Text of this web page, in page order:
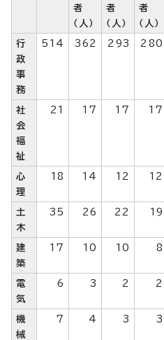
者
（人）
者
（人）
者
（人）
行
政
事
務
514 362 293 280
社
会
福
祉
21 17 17 17
心
理
18 14 12 12
土
木
35 26 22 19
建
築
17 10 10 8
電
気
6 3 2 2
機
械
7 4 3 3